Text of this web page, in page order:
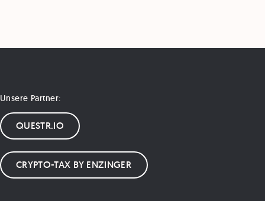
Unsere Partner:
QUESTR.IO
CRYPTO-TAX BY ENZINGER